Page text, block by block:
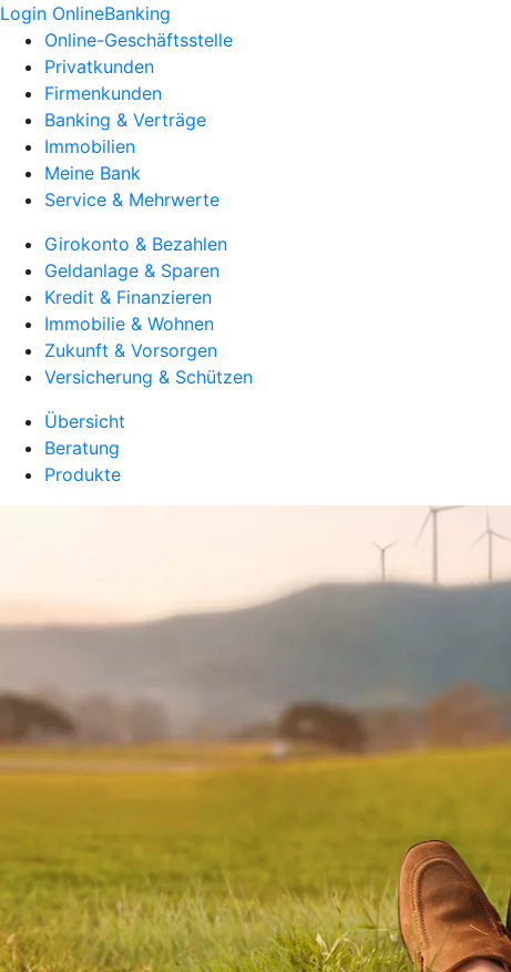
Login OnlineBanking
Online-Geschäftsstelle
Privatkunden
Firmenkunden
Banking & Verträge
Immobilien
Meine Bank
Service & Mehrwerte
Girokonto & Bezahlen
Geldanlage & Sparen
Kredit & Finanzieren
Immobilie & Wohnen
Zukunft & Vorsorgen
Versicherung & Schützen
Übersicht
Beratung
Produkte